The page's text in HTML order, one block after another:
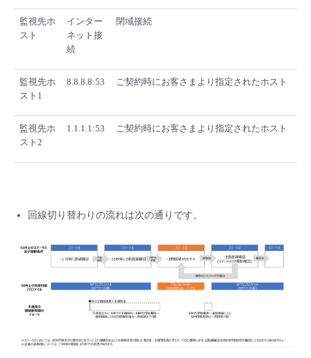
監視先ホ
スト
インター
ネット接
続
閉域接続
監視先ホ
スト1
8.8.8.8:53 ご契約時にお客さまより指定されたホスト
監視先ホ
スト2
1.1.1.1:53 ご契約時にお客さまより指定されたホスト
回線切り替わりの流れは次の通りです。